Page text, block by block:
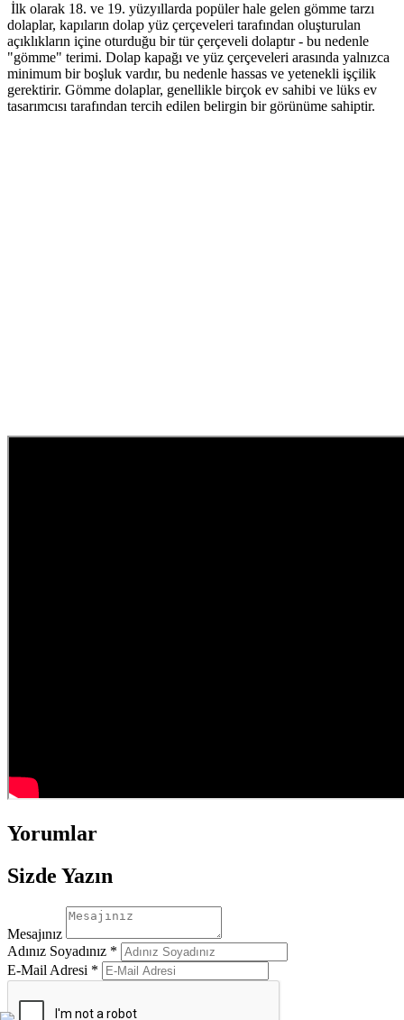
İlk olarak 18. ve 19. yüzyıllarda popüler hale gelen gömme tarzı
dolaplar, kapıların dolap yüz çerçeveleri tarafından oluşturulan
açıklıkların içine oturduğu bir tür çerçeveli dolaptır - bu nedenle
"gömme" terimi. Dolap kapağı ve yüz çerçeveleri arasında yalnızca
minimum bir boşluk vardır, bu nedenle hassas ve yetenekli işçilik
gerektirir. Gömme dolaplar, genellikle birçok ev sahibi ve lüks ev
tasarımcısı tarafından tercih edilen belirgin bir görünüme sahiptir.
Yorumlar
Sizde Yazın
Mesajınız
Adınız Soyadınız *
E-Mail Adresi *